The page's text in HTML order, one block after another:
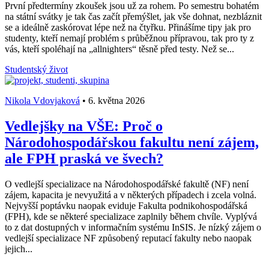
První předtermíny zkoušek jsou už za rohem. Po semestru bohatém
na státní svátky je tak čas začít přemýšlet, jak vše dohnat, nezbláznit
se a ideálně zaskórovat lépe než na čtyřku. Přinášíme tipy jak pro
studenty, kteří nemají problém s průběžnou přípravou, tak pro ty z
vás, kteří spoléhají na „allnighters“ těsně před testy. Než se...
Studentský život
Nikola Vdovjaková • 6. května 2026
Vedlejšky na VŠE: Proč o
Národohospodářskou fakultu není zájem,
ale FPH praská ve švech?
O vedlejší specializace na Národohospodářské fakultě (NF) není
zájem, kapacita je nevyužitá a v některých případech i zcela volná.
Nejvyšší poptávku naopak eviduje Fakulta podnikohospodářská
(FPH), kde se některé specializace zaplnily během chvíle. Vyplývá
to z dat dostupných v informačním systému InSIS. Je nízký zájem o
vedlejší specializace NF způsobený reputací fakulty nebo naopak
jejich...